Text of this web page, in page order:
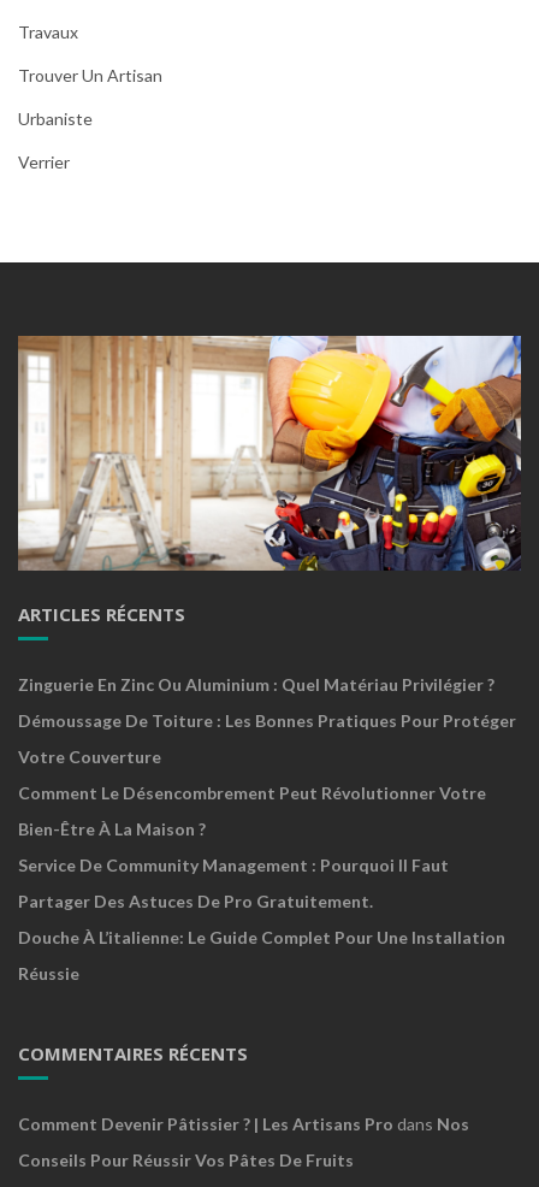
Travaux
Trouver Un Artisan
Urbaniste
Verrier
ARTICLES RÉCENTS
Zinguerie En Zinc Ou Aluminium : Quel Matériau Privilégier ?
Démoussage De Toiture : Les Bonnes Pratiques Pour Protéger
Votre Couverture
Comment Le Désencombrement Peut Révolutionner Votre
Bien-Être À La Maison ?
Service De Community Management : Pourquoi Il Faut
Partager Des Astuces De Pro Gratuitement.
Douche À L’italienne: Le Guide Complet Pour Une Installation
Réussie
COMMENTAIRES RÉCENTS
Comment Devenir Pâtissier ? | Les Artisans Pro dans Nos
Conseils Pour Réussir Vos Pâtes De Fruits